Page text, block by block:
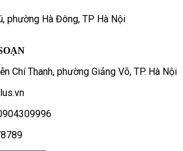
phường Hà Đông, TP Hà Nội
Chí Thanh, phường Giảng Võ, TP. Hà Nội